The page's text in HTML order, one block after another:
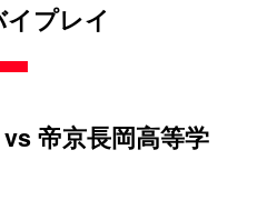
プレイ
帝京長岡高等学